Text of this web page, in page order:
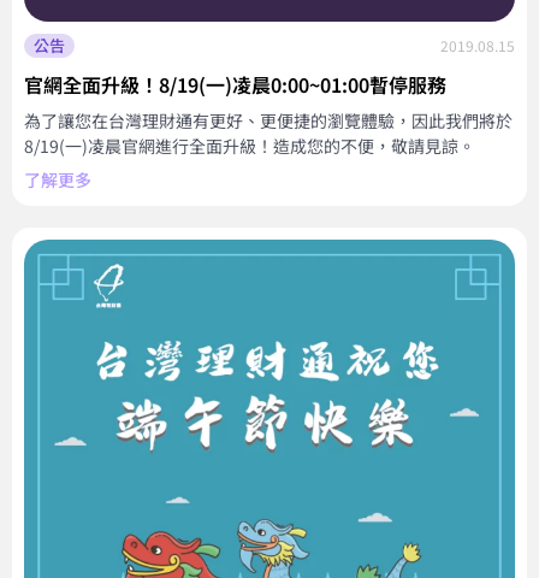
公告 2019.08.15
官網全面升級！8/19(一)凌晨0:00~01:00暫停服務
為了讓您在台灣理財通有更好、更便捷的瀏覽體驗，因此我們將於
8/19(一)凌晨官網進行全面升級！造成您的不便，敬請見諒。
了解更多